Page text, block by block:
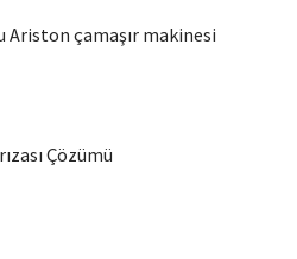
Ariston çamaşır makinesi
Çözümü